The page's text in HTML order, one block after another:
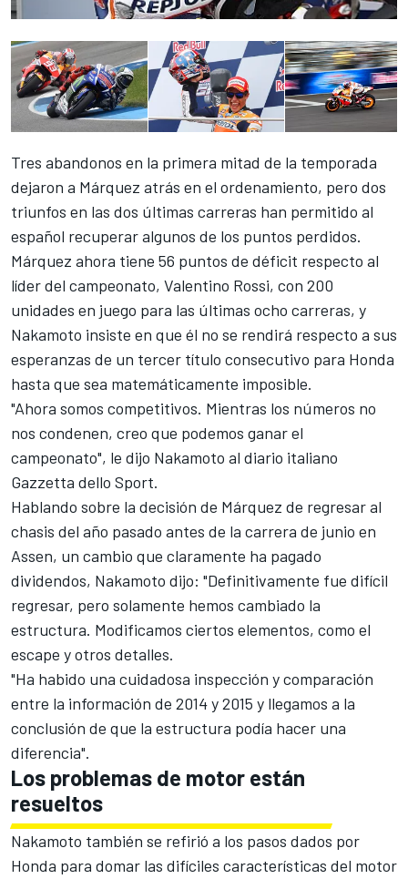
Tres abandonos en la primera mitad de la temporada
dejaron a Márquez atrás en el ordenamiento, pero dos
triunfos en las dos últimas carreras han permitido al
español recuperar algunos de los puntos perdidos.
Márquez ahora tiene 56 puntos de déficit respecto al
líder del campeonato, Valentino Rossi, con 200
unidades en juego para las últimas ocho carreras, y
Nakamoto insiste en que él no se rendirá respecto a sus
esperanzas de un tercer título consecutivo para Honda
hasta que sea matemáticamente imposible.
"Ahora somos competitivos. Mientras los números no
nos condenen, creo que podemos ganar el
campeonato", le dijo Nakamoto al diario italiano
Gazzetta dello Sport.
Hablando sobre la decisión de Márquez de regresar al
chasis del año pasado antes de la carrera de junio en
Assen, un cambio que claramente ha pagado
dividendos, Nakamoto dijo: "Definitivamente fue difícil
regresar, pero solamente hemos cambiado la
estructura. Modificamos ciertos elementos, como el
escape y otros detalles.
"Ha habido una cuidadosa inspección y comparación
entre la información de 2014 y 2015 y llegamos a la
conclusión de que la estructura podía hacer una
diferencia".
Los problemas de motor están
resueltos
Nakamoto también se refirió a los pasos dados por
Honda para domar las difíciles características del motor